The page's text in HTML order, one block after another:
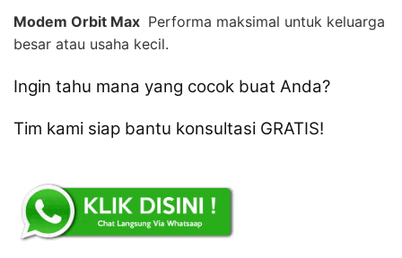
Modem Orbit Max  Performa maksimal untuk keluarga
besar atau usaha kecil.
Ingin tahu mana yang cocok buat Anda?
Tim kami siap bantu konsultasi GRATIS!